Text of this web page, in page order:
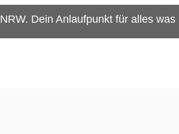
für alles was in NRW